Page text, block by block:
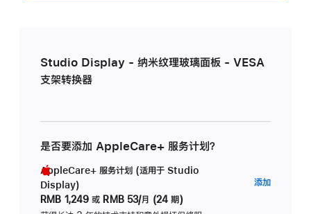
Studio Display - 纳米纹理玻璃面板 - VESA
支架转换器
是否要添加 AppleCare+ 服务计划？
AppleCare+ 服务计划 (适用于 Studio
Display)
RMB 1,249 或 RMB 53/月 (24 期)
添加